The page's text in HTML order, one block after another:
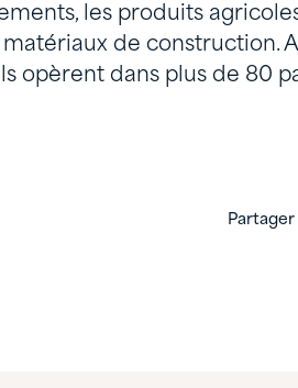
les produits
matériaux de construction.
opèrent dans plus de 80